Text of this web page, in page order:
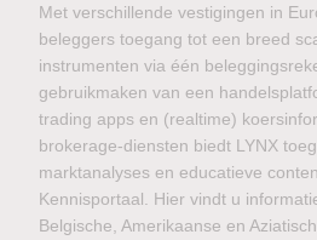
Met verschillende vestigingen in
beleggers toegang tot een breed
instrumenten via één
gebruikmaken van een
trading apps en (realtime)
brokerage-diensten biedt LYNX
marktanalyses en educatieve
Kennisportaal. Hier vindt u
Belgische, Amerikaanse en